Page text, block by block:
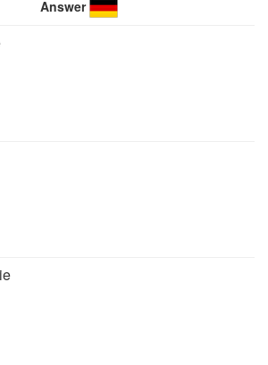
Answer